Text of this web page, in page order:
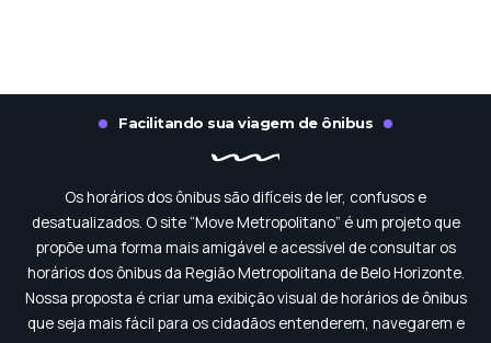
Facilitando sua viagem de ônibus
Os horários dos ônibus são difíceis de ler, confusos e
desatualizados. O site “Move Metropolitano” é um projeto que
propõe uma forma mais amigável e acessível de consultar os
horários dos ônibus da Região Metropolitana de Belo Horizonte.
Nossa proposta é criar uma exibição visual de horários de ônibus
que seja mais fácil para os cidadãos entenderem, navegarem e